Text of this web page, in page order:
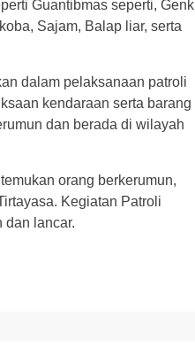
Guantibmas seperti, Genk
Sajam, Balap liar, serta
dalam pelaksanaan patroli
kendaraan serta barang
dan berada di wilayah
orang berkerumun,
Kegiatan Patroli
dan lancar.